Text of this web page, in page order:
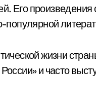
Его
популярной
жизни
и часто